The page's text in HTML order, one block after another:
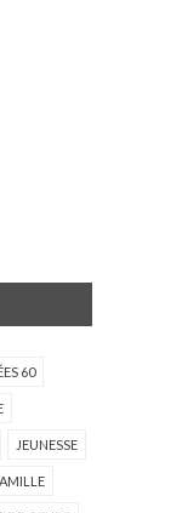
60
JEUNESSE